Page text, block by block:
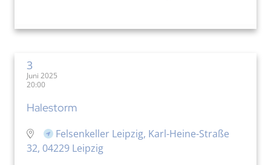
3
Juni 2025
20:00
Halestorm
Felsenkeller Leipzig, Karl-Heine-Straße
32, 04229 Leipzig